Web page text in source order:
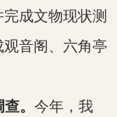
成文物现状测
音阁、六角亭
。 今年，我